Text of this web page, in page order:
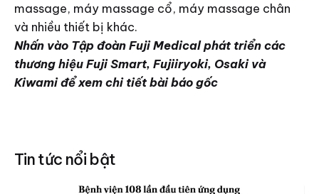
massage, máy massage cổ, máy massage chân
và nhiều thiết bị khác.
Nhấn vào Tập đoàn Fuji Medical phát triển các
thương hiệu Fuji Smart, Fujiiryoki, Osaki và
Kiwamiđể xem chi tiết bài báo gốc
Tin tức nổi bật